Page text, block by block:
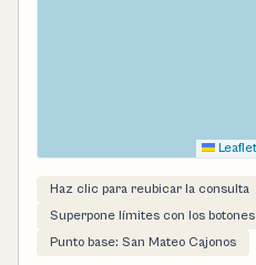
Leaflet
Haz clic para reubicar la consulta
Superpone límites con los
Punto base: San Mateo Cajonos